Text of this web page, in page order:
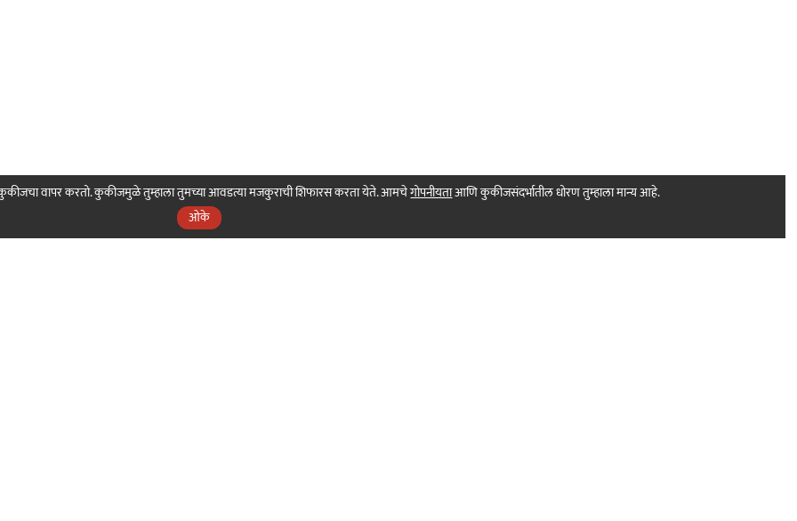
कुकीजचा वापर करतो. कुकीजमुळे तुम्हाला तुमच्या आवडत्या मजकुराची शिफारस करता येते. आमचेगोपनीयताआणि कुकीजसंदर्भातील धोरण तुम्हाला मान्य आहे.
ओके